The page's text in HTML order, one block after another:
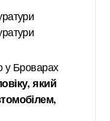
у Броварах
який